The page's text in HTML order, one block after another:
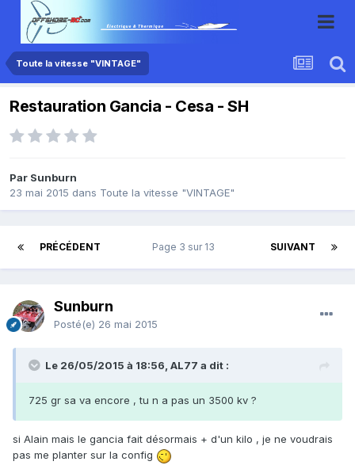
Toute la vitesse "VINTAGE"
Restauration Gancia - Cesa - SH
Par Sunburn
23 mai 2015 dans Toute la vitesse "VINTAGE"
PRÉCÉDENT SUIVANT
Page 3 sur 13
Sunburn
Posté(e) 26 mai 2015
Le 26/05/2015 à 18:56, AL77 a dit :
725 gr sa va encore , tu n a pas un 3500 kv ?
si Alain mais le gancia fait désormais + d'un kilo , je ne voudrais
pas me planter sur la config